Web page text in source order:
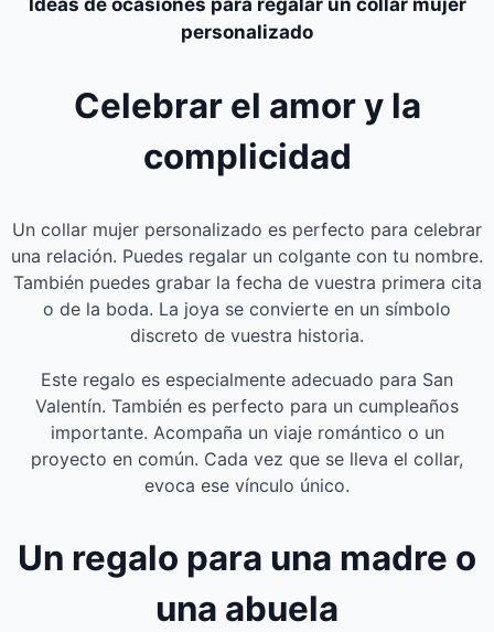
personalizado
Celebrar el amor y la
complicidad
Un collar mujer personalizado es perfecto para celebrar
una relación. Puedes regalar un colgante con tu nombre.
También puedes grabar la fecha de vuestra primera cita
o de la boda. La joya se convierte en un símbolo
discreto de vuestra historia.
Este regalo es especialmente adecuado para San
Valentín. También es perfecto para un cumpleaños
importante. Acompaña un viaje romántico o un
proyecto en común. Cada vez que se lleva el collar,
evoca ese vínculo único.
Un regalo para una madre o
una abuela